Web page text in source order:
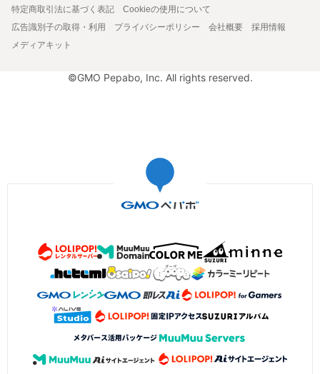
特定商取引法に基づく表記
Cookieの使用について
広告識別子の取得・利用
プライバシーポリシー 会社概要
採用情報
メディアキット
©GMO Pepabo, Inc. All rights reserved.